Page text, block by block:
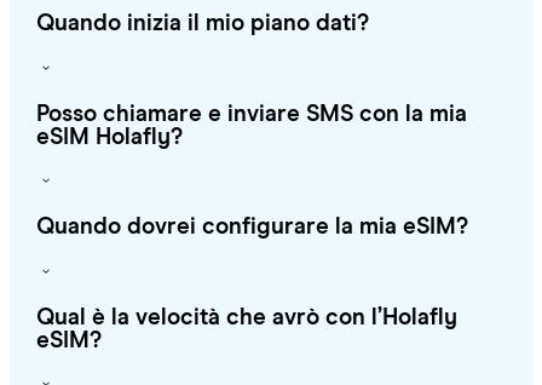
Quando inizia il mio piano dati?
Posso chiamare e inviare SMS con la mia
eSIM Holafly?
Quando dovrei configurare la mia eSIM?
Qual è la velocità che avrò con l’Holafly
eSIM?